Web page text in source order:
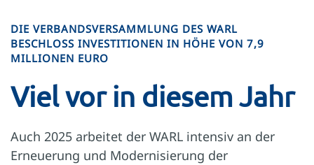
DIE VERBANDSVERSAMMLUNG DES WARL
BESCHLOSS INVESTITIONEN IN HÖHE VON 7,9
MILLIONEN EURO
Viel vor in diesem Jahr
Auch 2025 arbeitet der WARL intensiv an der
Erneuerung und Modernisierung der